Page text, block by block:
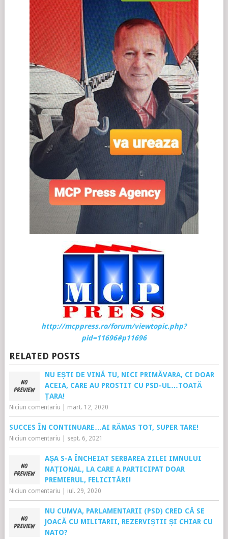
http://mcppress.ro/forum/viewtopic.php?
pid=11696#p11696
RELATED POSTS
NU EȘTI DE VINĂ TU, NICI PRIMĂVARA, CI DOAR
ACEIA, CARE AU PROSTIT CU PSD-UL…TOATĂ
ȚARA!
Niciun comentariu mart. 12, 2020
SUCCES ÎN CONTINUARE…AI RĂMAS TOT, SUPER TARE!
Niciun comentariu sept. 6, 2021
AȘA S-A ÎNCHEIAT SERBAREA ZILEI IMNULUI
NAȚIONAL, LA CARE A PARTICIPAT DOAR
PREMIERUL, FELICITĂRI!
Niciun comentariu iul. 29, 2020
NU CUMVA, PARLAMENTARII (PSD) CRED CĂ SE
JOACĂ CU MILITARII, REZERVIȘTII ȘI CHIAR CU
NATO?